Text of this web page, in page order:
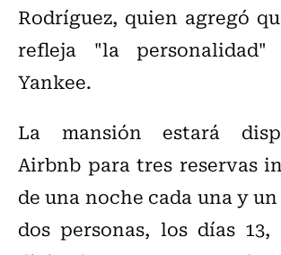
Rodríguez, quien agregó
refleja "la personalidad"
Yankee.
La mansión estará
Airbnb para tres reservas
de una noche cada una y
dos personas, los días